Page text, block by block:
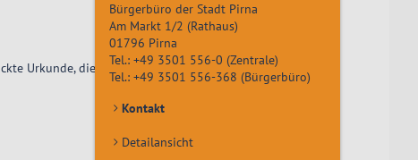
Urkunde, die bescheinigt, ob die betreffende Person
Bürgerbüro der Stadt Pirna
Am Markt 1/2 (Rathaus)
01796 Pirna
Tel.:+49 3501 556-0 (Zentrale)
Tel.:+49 3501 556-368 (Bürgerbüro)
Kontakt
Detailansicht